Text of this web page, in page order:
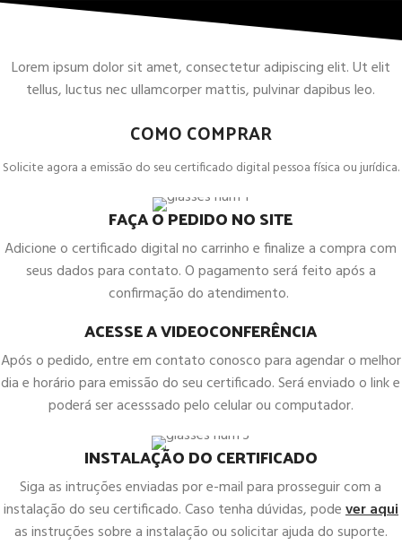
Lorem ipsum dolor sit amet, consectetur adipiscing elit. Ut elit
tellus, luctus nec ullamcorper mattis, pulvinar dapibus leo.
COMO COMPRAR
Solicite agora a emissão do seu certificado digital pessoa física ou jurídica.
FAÇA O PEDIDO NO SITE
Adicione o certificado digital no carrinho e finalize a compra com
seus dados para contato. O pagamento será feito após a
confirmação do atendimento.
ACESSE A VIDEOCONFERÊNCIA
Após o pedido, entre em contato conosco para agendar o melhor
dia e horário para emissão do seu certificado. Será enviado o link e
poderá ser acesssado pelo celular ou computador.
INSTALAÇÃO DO CERTIFICADO
Siga as intruções enviadas por e-mail para prosseguir com a
instalação do seu certificado. Caso tenha dúvidas, podever aqui
as instruções sobre a instalação ou solicitar ajuda do suporte.